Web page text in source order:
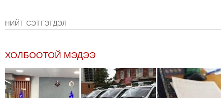
НИЙТ СЭТГЭГДЭЛ
ХОЛБООТОЙ МЭДЭЭ